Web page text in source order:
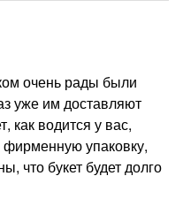
очень рады были
уже им доставляют
как водится у вас,
фирменную упаковку,
что букет будет долго